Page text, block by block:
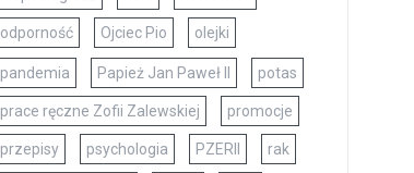
odporność Ojciec Pio olejki
pandemia Papież Jan Paweł II potas
prace ręczne Zofii Zalewskiej promocje
przepisy psychologia PZERII rak